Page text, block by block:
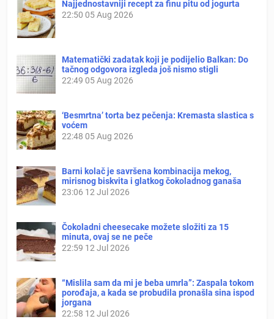
Najjednostavniji recept za finu pitu od jogurta
22:50 05 Aug 2026
Matematički zadatak koji je podijelio Balkan: Do
tačnog odgovora izgleda još nismo stigli
22:49 05 Aug 2026
‘Besmrtna’ torta bez pečenja: Kremasta slastica s
voćem
22:48 05 Aug 2026
Barni kolač je savršena kombinacija mekog,
mirisnog biskvita i glatkog čokoladnog ganaša
23:06 12 Jul 2026
Čokoladni cheesecake možete složiti za 15
minuta, ovaj se ne peče
22:59 12 Jul 2026
“Mislila sam da mi je beba umrla”: Zaspala tokom
porođaja, a kada se probudila pronašla sina ispod
jorgana
22:58 12 Jul 2026